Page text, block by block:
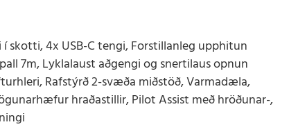
skotti, 4x USB-C tengi, Forstillanleg upphitun
7m, Lyklalaust aðgengi og snertilaus opnun
Rafstýrð 2-svæða miðstöð, Varmadæla,
hraðastillir, Pilot Assist með hröðunar-,